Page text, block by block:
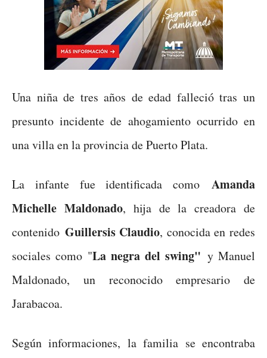
Una niña de tres años de edad falleció tras un
presunto incidente de ahogamiento ocurrido en
una villa en la provincia de Puerto Plata.
La infante fue identificada como Amanda
Michelle Maldonado, hija de la creadora de
contenido Guillersis Claudio, conocida en redes
sociales como "La negra del swing" y Manuel
Maldonado, un reconocido empresario de
Jarabacoa.
Según informaciones, la familia se encontraba